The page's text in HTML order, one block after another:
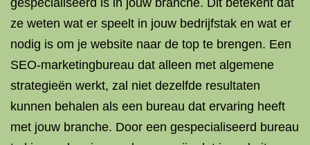
gespecialiseerd is in jouw branche. Dit betekent dat
ze weten wat er speelt in jouw bedrijfstak en wat er
nodig is om je website naar de top te brengen. Een
SEO-marketingbureau dat alleen met algemene
strategieën werkt, zal niet dezelfde resultaten
kunnen behalen als een bureau dat ervaring heeft
met jouw branche. Door een gespecialiseerd bureau